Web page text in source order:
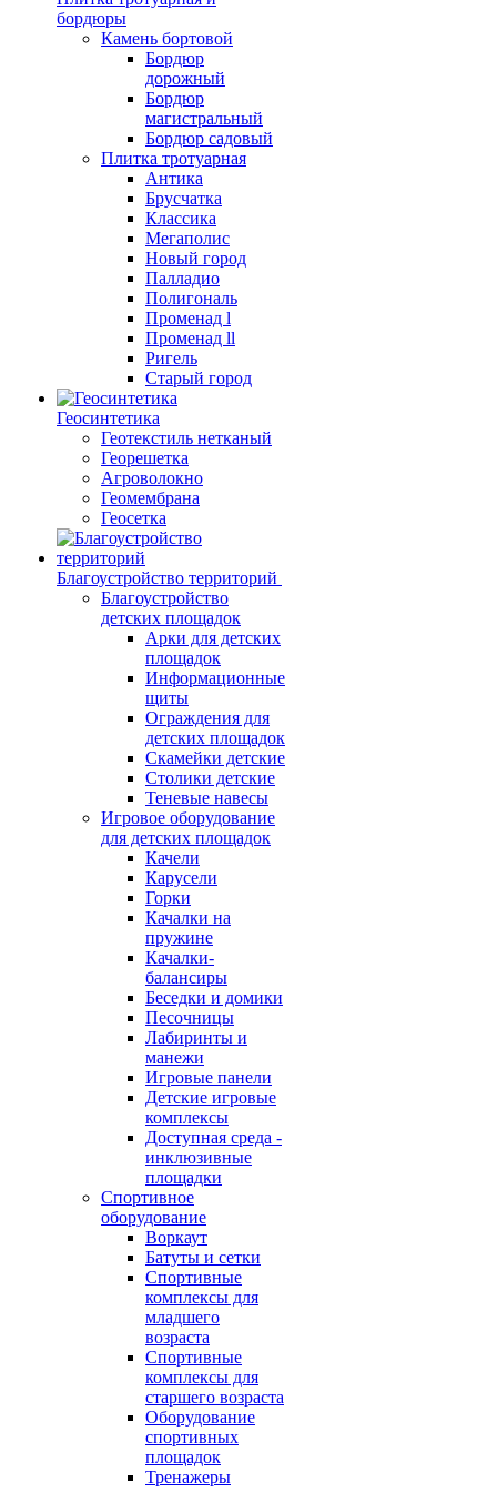
бордюры
Камень бортовой
Бордюр
дорожный
Бордюр
магистральный
Бордюр садовый
Плитка тротуарная
Антика
Брусчатка
Классика
Мегаполис
Новый город
Палладио
Полигональ
Променад l
Променад ll
Ригель
Старый город
Геосинтетика
Геотекстиль нетканый
Георешетка
Агроволокно
Геомембрана
Геосетка
Благоустройство территорий
Благоустройство
детских площадок
Арки для детских
площадок
Информационные
щиты
Ограждения для
детских площадок
Скамейки детские
Столики детские
Теневые навесы
Игровое оборудование
для детских площадок
Качели
Карусели
Горки
Качалки на
пружине
Качалки-
балансиры
Беседки и домики
Песочницы
Лабиринты и
манежи
Игровые панели
Детские игровые
комплексы
Доступная среда -
инклюзивные
площадки
Спортивное
оборудование
Воркаут
Батуты и сетки
Спортивные
комплексы для
младшего
возраста
Спортивные
комплексы для
старшего возраста
Оборудование
спортивных
площадок
Тренажеры